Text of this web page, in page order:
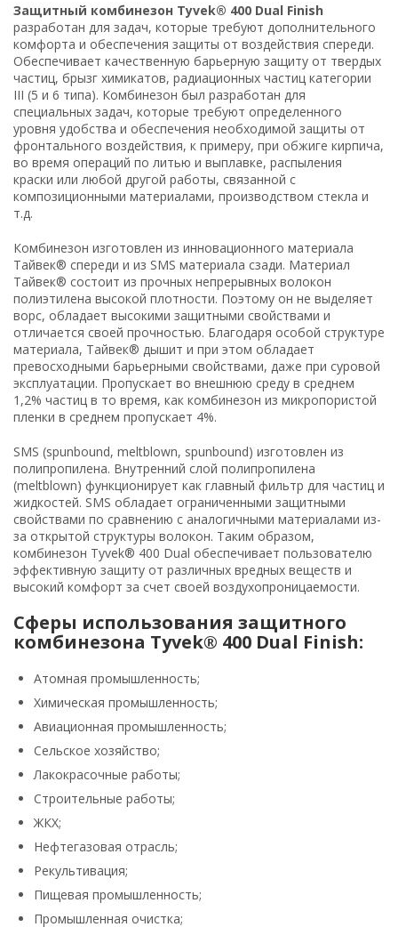
Защитный комбинезон Tyvek® 400 Dual Finish
разработан для задач, которые требуют дополнительного
комфорта и обеспечения защиты от воздействия спереди.
Обеспечивает качественную барьерную защиту от твердых
частиц, брызг химикатов, радиационных частиц категории
III (5 и 6 типа). Комбинезон был разработан для
специальных задач, которые требуют определенного
уровня удобства и обеспечения необходимой защиты от
фронтального воздействия, к примеру, при обжиге кирпича,
во время операций по литью и выплавке, распыления
краски или любой другой работы, связанной с
композиционными материалами, производством стекла и
т.д.
Комбинезон изготовлен из инновационного материала
Тайвек® спереди и из SMS материала сзади. Материал
Тайвек® состоит из прочных непрерывных волокон
полиэтилена высокой плотности. Поэтому он не выделяет
ворс, обладает высокими защитными свойствами и
отличается своей прочностью. Благодаря особой структуре
материала, Тайвек® дышит и при этом обладает
превосходными барьерными свойствами, даже при суровой
эксплуатации. Пропускает во внешнюю среду в среднем
1,2% частиц в то время, как комбинезон из микропористой
пленки в среднем пропускает 4%.
SMS (spunbound, meltblown, spunbound) изготовлен из
полипропилена. Внутренний слой полипропилена
(meltblown) функционирует как главный фильтр для частиц и
жидкостей. SMS обладает ограниченными защитными
свойствами по сравнению с аналогичными материалами из-
за открытой структуры волокон. Таким образом,
комбинезон Tyvek® 400 Dual обеспечивает пользователю
эффективную защиту от различных вредных веществ и
высокий комфорт за счет своей воздухопроницаемости.
Сферы использования защитного
комбинезона Tyvek® 400 Dual Finish:
Атомная промышленность;
Химическая промышленность;
Авиационная промышленность;
Сельское хозяйство;
Лакокрасочные работы;
Строительные работы;
ЖКХ;
Нефтегазовая отрасль;
Рекультивация;
Пищевая промышленность;
Промышленная очистка;